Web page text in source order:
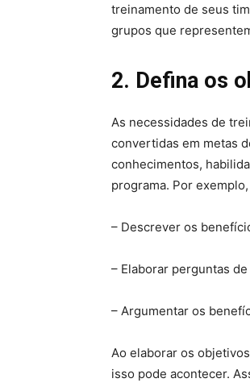
treinamento de seus
grupos que
2. Defina os
As necessidades de
convertidas em metas
conhecimentos,
programa. Por
– Descrever os
– Elaborar perguntas
– Argumentar os
Ao elaborar os
isso pode acontecer.